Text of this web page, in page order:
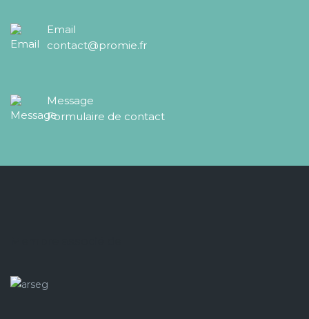
Email
contact@promie.fr
Message
Formulaire de contact